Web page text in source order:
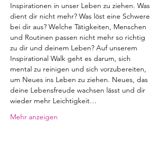
Inspirationen in unser Leben zu ziehen. Was
dient dir nicht mehr? Was löst eine Schwere
bei dir aus? Welche Tätigkeiten, Menschen
und Routinen passen nicht mehr so richtig
zu dir und deinem Leben? Auf unserem
Inspirational Walk geht es darum, sich
mental zu reinigen und sich vorzubereiten,
um Neues ins Leben zu ziehen. Neues, das
deine Lebensfreude wachsen lässt und dir
wieder mehr Leichtigkeit…
Mehr anzeigen